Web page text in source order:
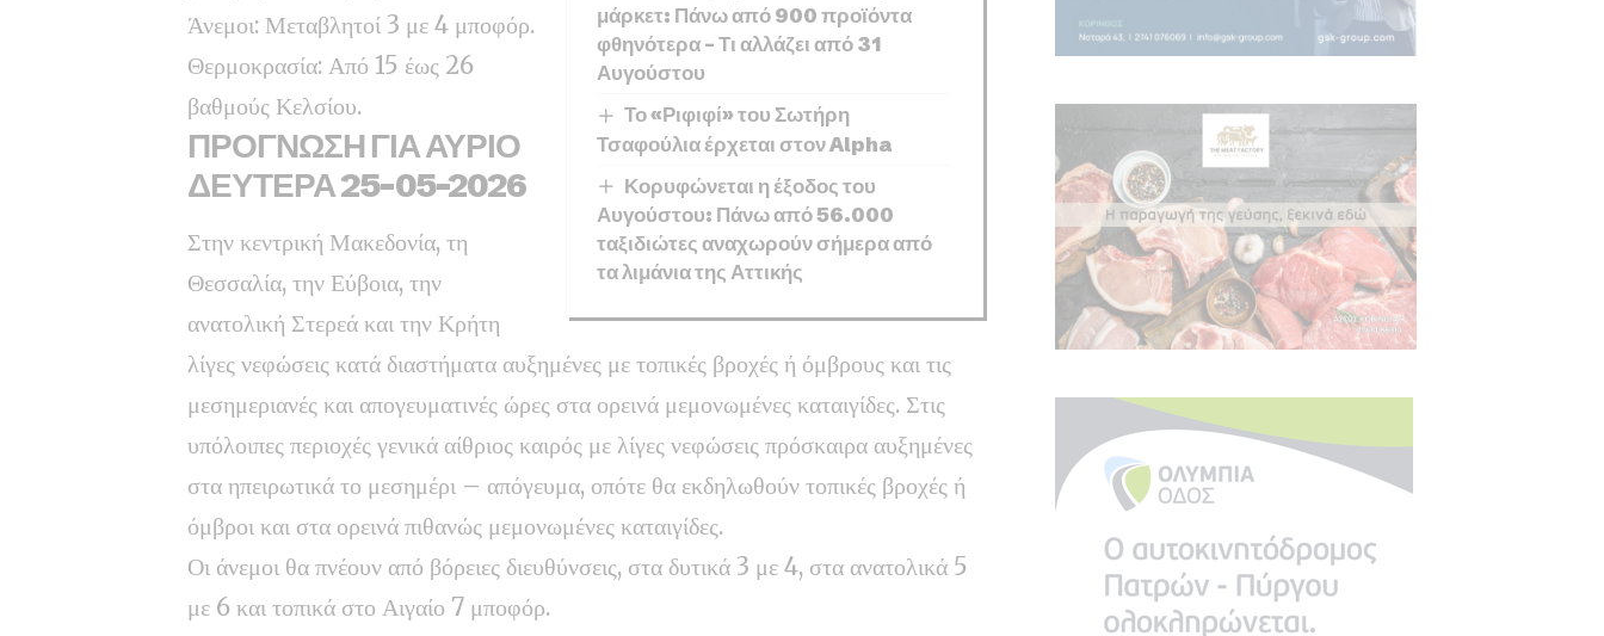
μάρκετ: Πάνω από 900 προϊόντα
φθηνότερα – Τι αλλάζει από 31
Αυγούστου
Το «Ριφιφί» του Σωτήρη
Τσαφούλια έρχεται στον Alpha
Κορυφώνεται η έξοδος του
Αυγούστου: Πάνω από 56.000
ταξιδιώτες αναχωρούν σήμερα από
τα λιμάνια της Αττικής
Άνεμοι: Μεταβλητοί 3 με 4 μποφόρ.
Θερμοκρασία: Από 15 έως 26
βαθμούς Κελσίου.
ΠΡΟΓΝΩΣΗ ΓΙΑ ΑΥΡΙΟ
ΔΕΥΤΕΡΑ 25-05-2026
Στην κεντρική Μακεδονία, τη
Θεσσαλία, την Εύβοια, την
ανατολική Στερεά και την Κρήτη
λίγες νεφώσεις κατά διαστήματα αυξημένες με τοπικές βροχές ή όμβρους και τις
μεσημεριανές και απογευματινές ώρες στα ορεινά μεμονωμένες καταιγίδες. Στις
υπόλοιπες περιοχές γενικά αίθριος καιρός με λίγες νεφώσεις πρόσκαιρα αυξημένες
στα ηπειρωτικά το μεσημέρι – απόγευμα, οπότε θα εκδηλωθούν τοπικές βροχές ή
όμβροι και στα ορεινά πιθανώς μεμονωμένες καταιγίδες.
Οι άνεμοι θα πνέουν από βόρειες διευθύνσεις, στα δυτικά 3 με 4, στα ανατολικά 5
με 6 και τοπικά στο Αιγαίο 7 μποφόρ.